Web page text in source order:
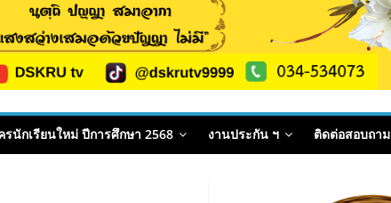
นักเรียนใหม่ ปีการศึกษา 2568 งานประกัน ฯ ติดต่อสอบถาม